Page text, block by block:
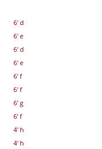
6' d
6' e
6' d
6' e
6' f
6' f
6' g
6' f
4' h
4' h